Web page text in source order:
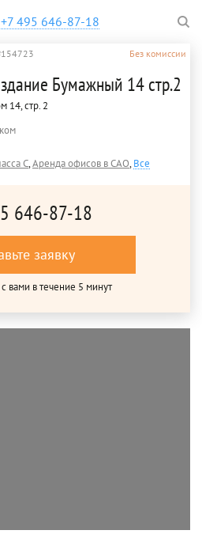
+7 495 646-87-18
Без комиссии
Бумажный 14 стр.2
14, стр. 2
C,Аренда офисов в САО,Все
646-87-18
заявку
вами в течение 5 минут